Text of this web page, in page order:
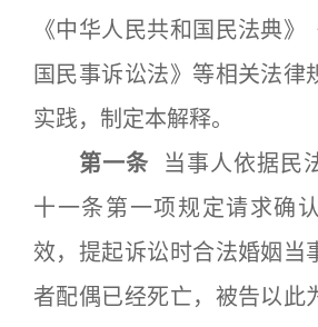
《中华人民共和国民法典》
国民事诉讼法》等相关法律
实践，制定本解释。
第一条 当事人依据民
十一条第一项规定请求确
效，提起诉讼时合法婚姻当
者配偶已经死亡，被告以此